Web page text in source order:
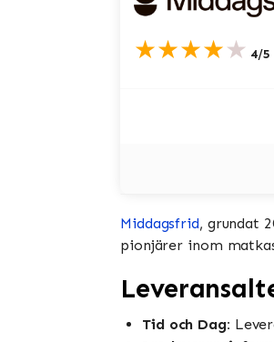
★★★★★ 4/5
Middagsfrid, grundat
pionjärer inom
Tid och Dag: